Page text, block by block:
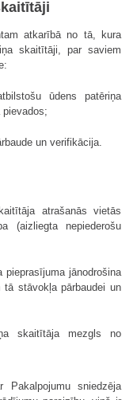
atkarībā no tā, kura
skaitītāji, par saviem
ūdens patēriņa
un verifikācija.
atrašanās vietās
(aizliegta nepiederošu
pieprasījuma jānodrošina
stāvokļa pārbaudei un
skaitītāja mezgls no
sniedzēja